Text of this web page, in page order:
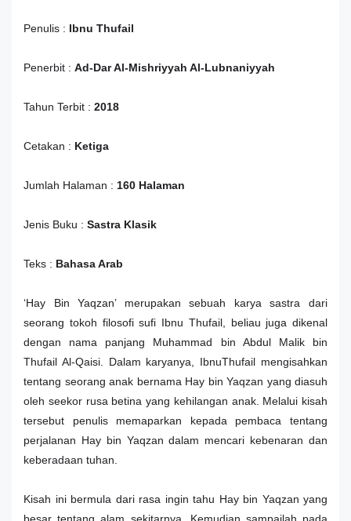
Penulis : Ibnu Thufail
Penerbit : Ad-Dar Al-Mishriyyah Al-Lubnaniyyah
Tahun Terbit : 2018
Cetakan : Ketiga
Jumlah Halaman : 160 Halaman
Jenis Buku : Sastra Klasik
Teks : Bahasa Arab
‘Hay Bin Yaqzan’ merupakan sebuah karya sastra dari
seorang tokoh filosofi sufi Ibnu Thufail, beliau juga dikenal
dengan nama panjang Muhammad bin Abdul Malik bin
Thufail Al-Qaisi. Dalam karyanya, IbnuThufail mengisahkan
tentang seorang anak bernama Hay bin Yaqzan yang diasuh
oleh seekor rusa betina yang kehilangan anak. Melalui kisah
tersebut penulis memaparkan kepada pembaca tentang
perjalanan Hay bin Yaqzan dalam mencari kebenaran dan
keberadaan tuhan.
Kisah ini bermula dari rasa ingin tahu Hay bin Yaqzan yang